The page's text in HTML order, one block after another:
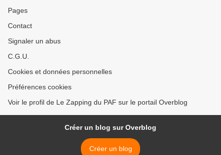
Pages
Contact
Signaler un abus
C.G.U.
Cookies et données personnelles
Préférences cookies
Voir le profil de Le Zapping du PAF sur le portail Overblog
Créer un blog sur Overblog
Créer un blog